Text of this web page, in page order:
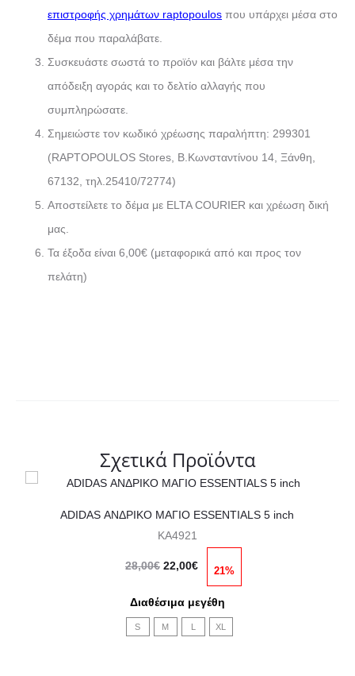
επιστροφής χρημάτων raptopoulos που υπάρχει μέσα στο
δέμα που παραλάβατε.
Συσκευάστε σωστά το προϊόν και βάλτε μέσα την
απόδειξη αγοράς και το δελτίο αλλαγής που
συμπληρώσατε.
Σημειώστε τον κωδικό χρέωσης παραλήπτη: 299301
(RAPTOPOULOS Stores, Β.Κωνσταντίνου 14, Ξάνθη,
67132, τηλ.25410/72774)
Αποστείλετε το δέμα με ELTA COURIER και χρέωση δική
μας.
Τα έξοδα είναι 6,00€ (μεταφορικά από και προς τον
πελάτη)
Σχετικά Προϊόντα
Αυτό
το
ADIDAS ΑΝΔΡΙΚΟ ΜΑΓΙΟ ESSENTIALS 5 inch
KA4921
28,00€
was:
28,00€.
22,00€
τιμή
είναι:
21%
Διαθέσιμα μεγέθη
S M L XL